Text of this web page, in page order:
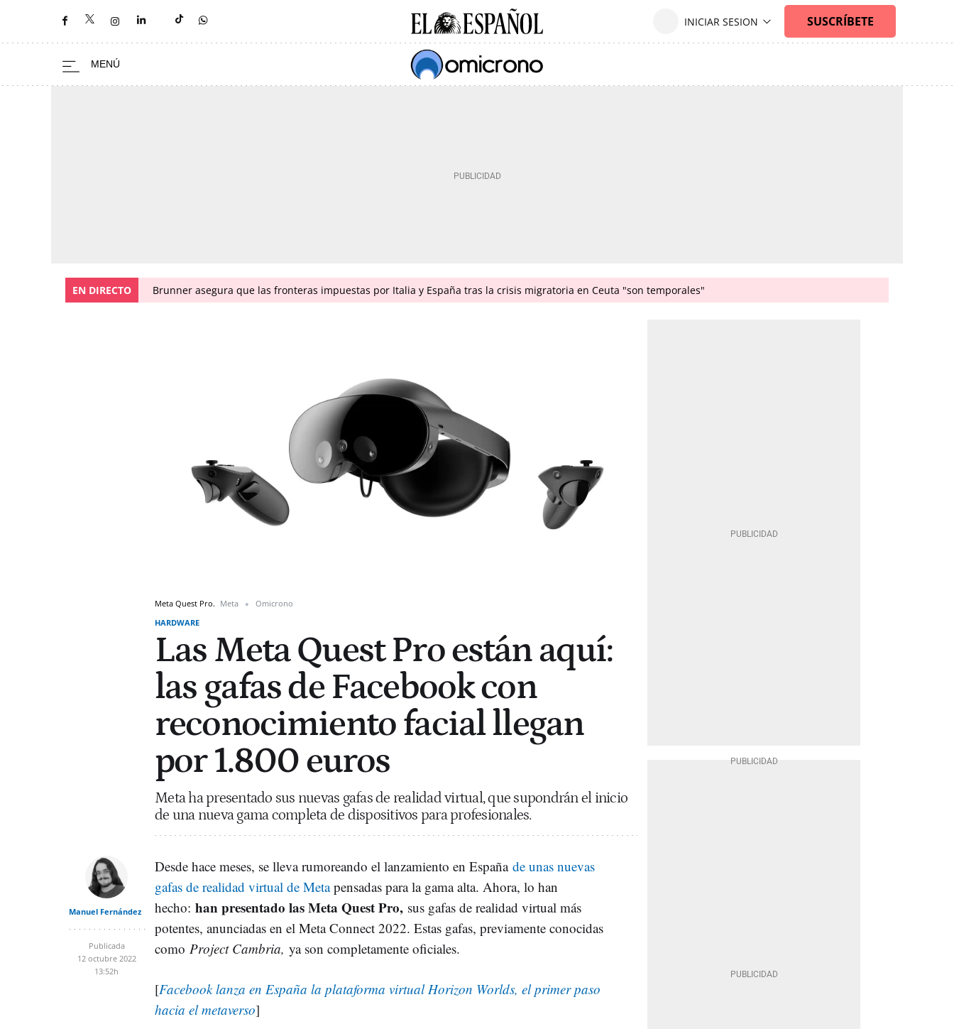
EN DIRECTO Brunner asegura que las fronteras impuestas por Italia y España tras la crisis migratoria en Ceuta "son temporales"
Meta Quest Pro. Meta
Omicrono
HARDWARE
Las Meta Quest Pro están aquí:
las gafas de Facebook con
reconocimiento facial llegan
por 1.800 euros
Meta ha presentado sus nuevas gafas de realidad virtual, que supondrán el inicio
de una nueva gama completa de dispositivos para profesionales.
Manuel Fernández
Publicada
12 octubre 2022
13:52h
Desde hace meses, se lleva rumoreando el lanzamiento en España de unas nuevas
gafas de realidad virtual de Metapensadas para la gama alta. Ahora, lo han
hecho: han presentado las Meta Quest Pro, sus gafas de realidad virtual más
potentes, anunciadas en el Meta Connect 2022. Estas gafas, previamente conocidas
como Project Cambria, ya son completamente oficiales.
[Facebook lanza en España la plataforma virtual Horizon Worlds, el primer paso
hacia el metaverso]